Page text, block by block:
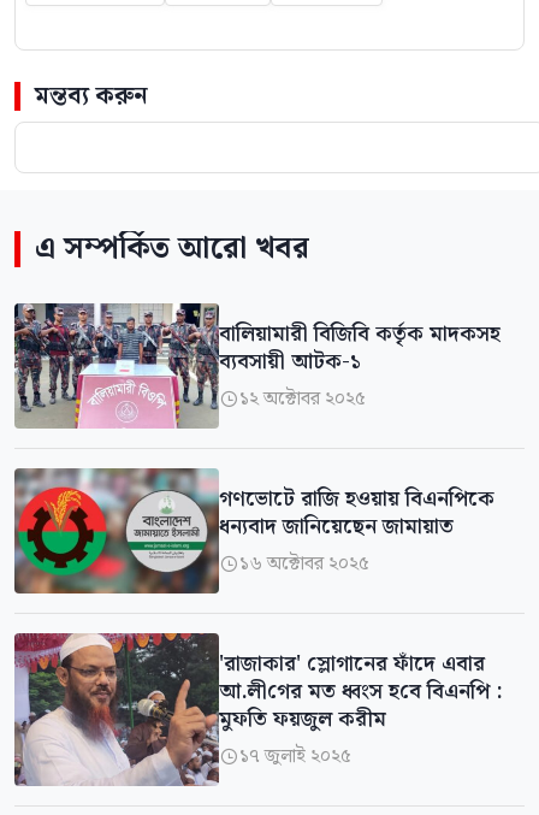
মন্তব্য করুন
এ সম্পর্কিত আরো খবর
বালিয়ামারী বিজিবি কর্তৃক মাদকসহ
ব্যবসায়ী আটক-১
১২ অক্টোবর ২০২৫
গণভোটে রাজি হওয়ায় বিএনপিকে
ধন্যবাদ জানিয়েছেন জামায়াত
১৬ অক্টোবর ২০২৫
'রাজাকার' স্লোগানের ফাঁদে এবার
আ.লী‌গের মত ধ্বংস হ‌বে বিএন‌পি :
মুফ‌তি ফয়জুল ক‌রীম
১৭ জুলাই ২০২৫